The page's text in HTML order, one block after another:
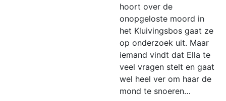
hoort over de
onopgeloste moord in
het Kluivingsbos gaat ze
op onderzoek uit. Maar
iemand vindt dat Ella te
veel vragen stelt en gaat
wel heel ver om haar de
mond te snoeren…